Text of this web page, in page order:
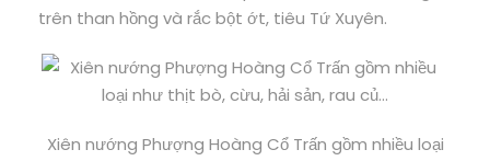
trên than hồng và rắc bột ớt, tiêu Tứ Xuyên.
Xiên nướng Phượng Hoàng Cổ Trấn gồm nhiều loại